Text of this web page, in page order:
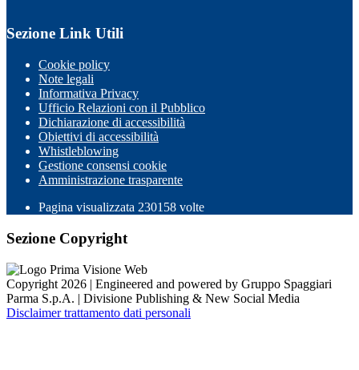
Sezione Link Utili
Cookie policy
Note legali
Informativa Privacy
Ufficio Relazioni con il Pubblico
Dichiarazione di accessibilità
Obiettivi di accessibilità
Whistleblowing
Gestione consensi cookie
Amministrazione trasparente
Pagina visualizzata 230158 volte
Sezione Copyright
Copyright 2026 | Engineered and powered by Gruppo Spaggiari
Parma S.p.A. | Divisione Publishing & New Social Media
Disclaimer trattamento dati personali